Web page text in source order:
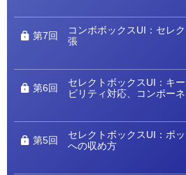
第7回
コンボボックスUI：セレ
張
第6回
セレクトボックスUI：キ
ビリティ対応、コンポー
第5回
セレクトボックスUI：ポ
への収め方